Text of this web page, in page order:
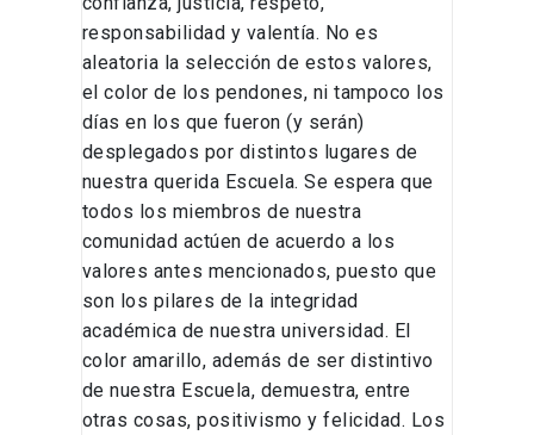
responsabilidad y valentía. No es
aleatoria la selección de estos valores,
el color de los pendones, ni tampoco los
días en los que fueron (y serán)
desplegados por distintos lugares de
nuestra querida Escuela. Se espera que
todos los miembros de nuestra
comunidad actúen de acuerdo a los
valores antes mencionados, puesto que
son los pilares de la integridad
académica de nuestra universidad. El
color amarillo, además de ser distintivo
de nuestra Escuela, demuestra, entre
otras cosas, positivismo y felicidad. Los